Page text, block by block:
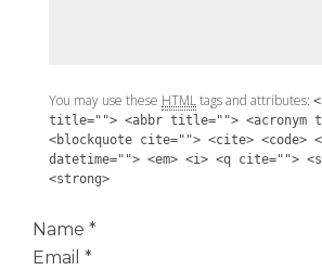
You may use these HTMLtags and attributes:
title=""> <abbr title=""> <acronym
<blockquote cite=""> <cite> <code>
datetime=""> <em> <i> <q cite="">
<strong>
Name *
Email *